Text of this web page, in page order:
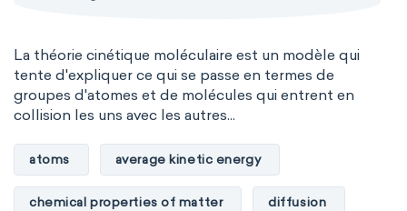
La théorie cinétique moléculaire est un modèle qui
tente d'expliquer ce qui se passe en termes de
groupes d'atomes et de molécules qui entrent en
collision les uns avec les autres...
atoms average kinetic energy
chemical properties of matter diffusion